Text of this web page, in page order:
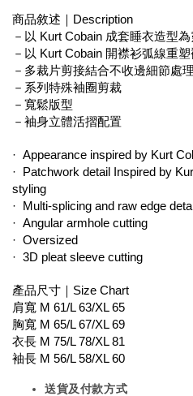
商品敘述｜Description
－以 Kurt Cobain 成套睡衣造型
－以 Kurt Cobain 開襟衫弧線重
－多裁片剪接結合不收邊細節處理
－系列特殊袖圈剪裁
－寬鬆版型
－袖身立體活摺配置
·  Appearance inspired by Kurt
·  Patchwork detail Inspired by
styling
·  Multi-splicing and raw edge
·  Angular armhole cutting
·  Oversized
·  3D pleat sleeve cutting
產品尺寸｜Size Chart
肩寬 M 61/L 63/XL 65
胸寬 M 65/L 67/XL 69
衣長 M 75/L 78/XL 81
袖長 M 56/L 58/XL 60
送貨及付款方式